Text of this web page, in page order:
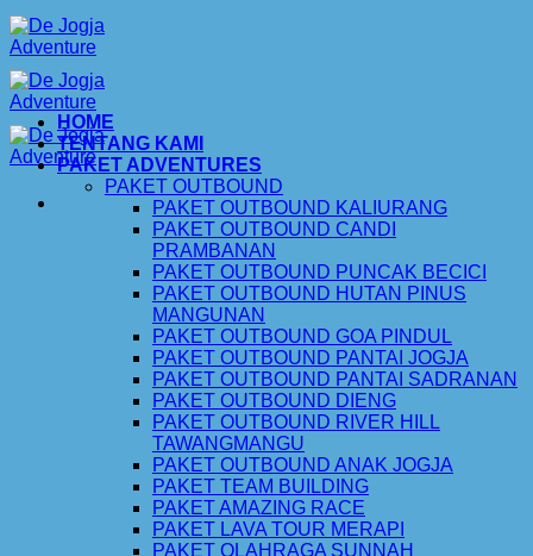
Skip
to
content
HOME
TENTANG KAMI
PAKET ADVENTURES
PAKET OUTBOUND
PAKET OUTBOUND KALIURANG
PAKET OUTBOUND CANDI
PRAMBANAN
PAKET OUTBOUND PUNCAK BECICI
PAKET OUTBOUND HUTAN PINUS
MANGUNAN
PAKET OUTBOUND GOA PINDUL
PAKET OUTBOUND PANTAI JOGJA
PAKET OUTBOUND PANTAI SADRANAN
PAKET OUTBOUND DIENG
PAKET OUTBOUND RIVER HILL
TAWANGMANGU
PAKET OUTBOUND ANAK JOGJA
PAKET TEAM BUILDING
PAKET AMAZING RACE
PAKET LAVA TOUR MERAPI
PAKET OLAHRAGA SUNNAH